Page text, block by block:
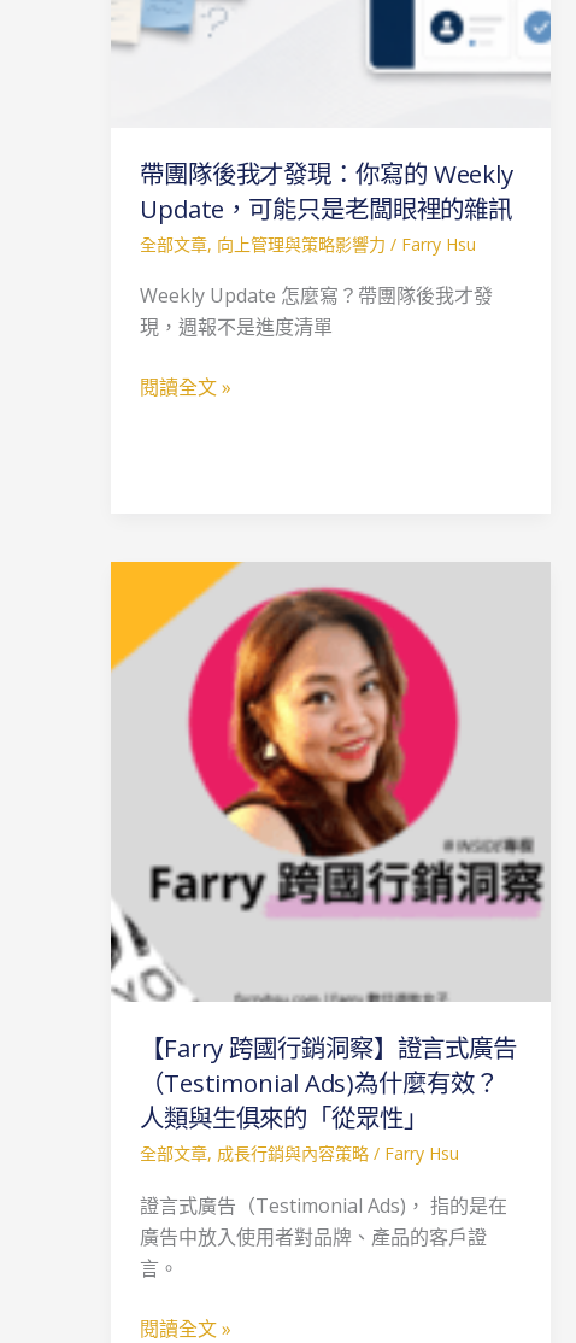
帶團隊後我才發現：你寫的 Weekly
Update，可能只是老闆眼裡的雜訊
全部文章, 向上管理與策略影響力 / Farry Hsu
Weekly Update 怎麼寫？帶團隊後我才發
現，週報不是進度清單
的
Weekly
只
是
老
眼
裡
雜
閱讀全文 »
【Farry 跨國行銷洞察】證言式廣告
（Testimonial Ads)為什麼有效？
人類與生俱來的「從眾性」
全部文章, 成長行銷與內容策略 / Farry Hsu
證言式廣告（Testimonial Ads)， 指的是在
廣告中放入使用者對品牌、產品的客戶證
言。
國
式
廣
（Testimonial
Ads)
麼
有
效？
類
與
生
來
閱讀全文 »